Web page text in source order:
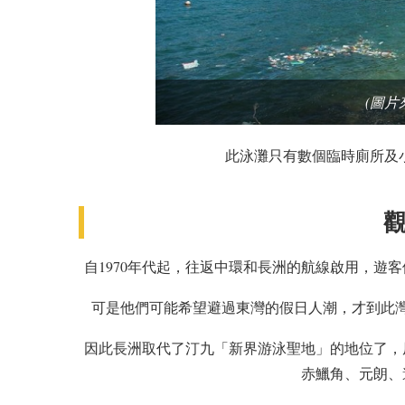
(圖片
此泳灘只有數個臨時廁所
自1970年代起，往返中環和長洲的航線啟用，遊
可是他們可能希望避過東灣的假日人潮，才到
因此長洲取代了汀九「新界游泳聖地」的地位了
赤鱲角、元朗